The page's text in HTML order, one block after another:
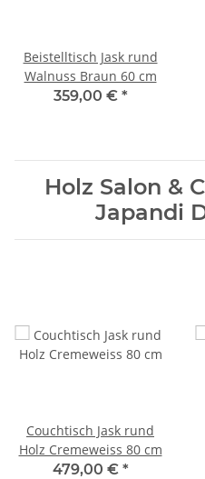
Beistelltisch Jask rund
Walnuss Braun 60 cm
359,00 € *
Holz Salon &
Japandi
Couchtisch Jask rund
Holz Cremeweiss 80 cm
479,00 € *